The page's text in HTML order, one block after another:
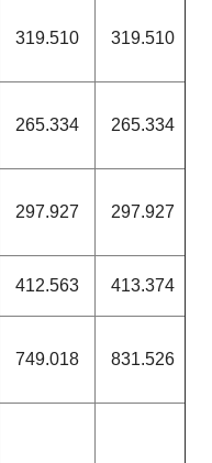
319.510 319.510
265.334 265.334
297.927 297.927
412.563 413.374
749.018 831.526